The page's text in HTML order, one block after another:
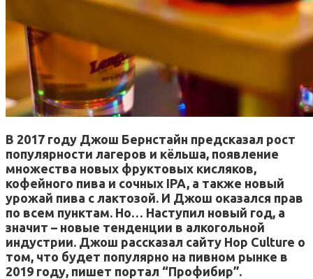
В 2017 году Джош Бернстайн предсказал рост
популярности лагеров и кёльша, появление
множества новых фруктовых кисляков,
кофейного пива и сочных IPA, а также новый
урожай пива с лактозой. И Джош оказался прав
по всем пунктам. Но… Наступил новый год, а
значит – новые тенденции в алкогольной
индустрии. Джош рассказал сайту Hop Culture о
том, что будет популярно на пивном рынке в
2019 году, пишет портал “Профибир”.